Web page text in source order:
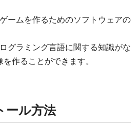
ームを作るためのソフトウェアの
グラミング言語に関する知識がな
作ることができます。
ール方法